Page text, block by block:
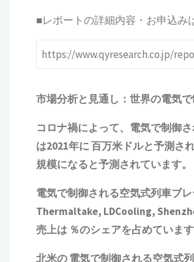
■レポートの詳細内容・お申込み
https://www.qyresearch.co.jp/
市場分析と見通し：世界の電気
コロナ禍によって、 電気で制御
は2021年に 百万米ドルと予測さ
規模になると予測されています。
電気で制御される空気式列車ブ
Thermaltake, LDCooling,
売上は ％のシェアを占めています
北米の電気で制御される空気式